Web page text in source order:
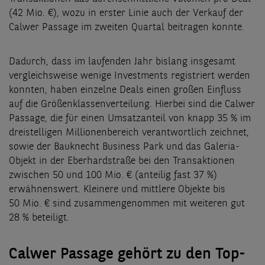
(42 Mio. €), wozu in erster Linie auch der Verkauf der
Calwer Passage im zweiten Quartal beitragen konnte.
Dadurch, dass im laufenden Jahr bislang insgesamt
vergleichsweise wenige Investments registriert werden
konnten, haben einzelne Deals einen großen Einfluss
auf die Größenklassenverteilung. Hierbei sind die Calwer
Passage, die für einen Umsatzanteil von knapp 35 % im
dreistelligen Millionenbereich verantwortlich zeichnet,
sowie der Bauknecht Business Park und das Galeria-
Objekt in der Eberhardstraße bei den Transaktionen
zwischen 50 und 100 Mio. € (anteilig fast 37 %)
erwähnenswert. Kleinere und mittlere Objekte bis
50 Mio. € sind zusammengenommen mit weiteren gut
28 % beteiligt.
Calwer Passage gehört zu den Top-